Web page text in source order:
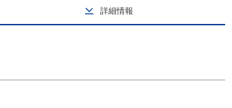
詳細情報